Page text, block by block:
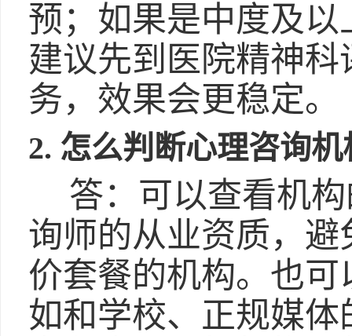
预；如果是中度及
建议先到医院精神
务，效果会更稳定。
2. 怎么判断心理咨询
答：可以查看机
询师的从业资质，
价套餐的机构。也
如和学校、正规媒